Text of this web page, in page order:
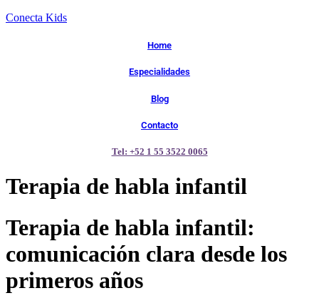
Conecta Kids
Home
Especialidades
Blog
Contacto
Tel: +52 1 55 3522 0065
Terapia de habla infantil
Terapia de habla infantil:
comunicación clara desde los
primeros años